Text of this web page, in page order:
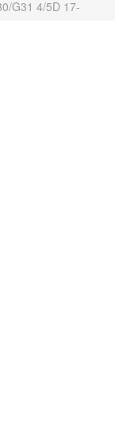
G31 4/5D 17-